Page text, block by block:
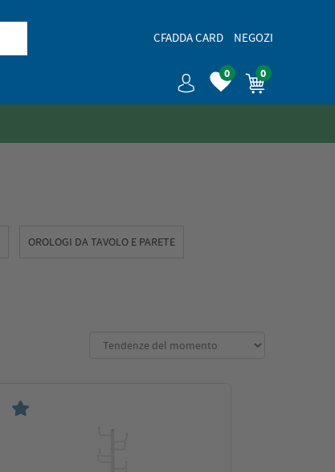
CFADDA CARD NEGOZI
0 0
OROLOGI DA TAVOLO E PARETE